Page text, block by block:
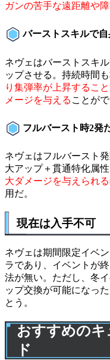
ガンの苦手な遠距離や
バーストスキルで
ネヴェはバーストスキ
ップさせる。持続時間
り集弾率が上昇するこ
メージを与える ことが
フルバースト時2発
ネヴェはフルバースト
大アップ＋貫通特化属性
大ダメージを与えられる
用だ。
現在は入手不可
ネヴェは期間限定イベ
ラであり、イベントが
法が無い。ただし、冬
ップ交換が可能になっ
とう。
おすすめの
ド